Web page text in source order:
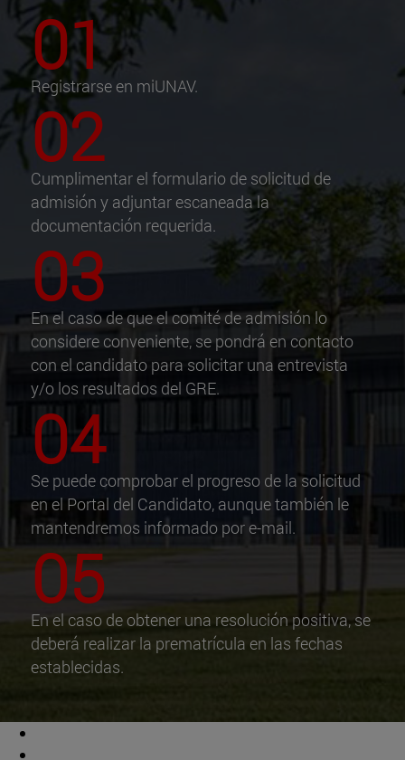
01
Registrarse en miUNAV.
02
Cumplimentar el formulario de solicitud de
admisión y adjuntar escaneada la
documentación requerida.
03
En el caso de que el comité de admisión lo
considere conveniente, se pondrá en contacto
con el candidato para solicitar una entrevista
y/o los resultados del GRE.
04
Se puede comprobar el progreso de la solicitud
en el Portal del Candidato, aunque también le
mantendremos informado por e-mail.
05
En el caso de obtener una resolución positiva, se
deberá realizar la prematrícula en las fechas
establecidas.